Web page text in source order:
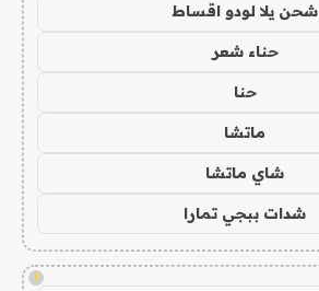
شحن يلا لودو اقساط
حناء شعر
حنا
ماتشا
شاي ماتشا
شدات ببجي تمارا
!